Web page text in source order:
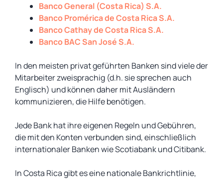
Banco General (Costa Rica) S.A.
Banco Promérica de Costa Rica S.A.
Banco Cathay de Costa Rica S.A.
Banco BAC San José S.A.
In den meisten privat geführten Banken sind viele der
Mitarbeiter zweisprachig (d.h. sie sprechen auch
Englisch) und können daher mit Ausländern
kommunizieren, die Hilfe benötigen.
Jede Bank hat ihre eigenen Regeln und Gebühren,
die mit den Konten verbunden sind, einschließlich
internationaler Banken wie Scotiabank und Citibank.
In Costa Rica gibt es eine nationale Bankrichtlinie,